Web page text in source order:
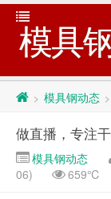
模具
> 模具钢动态 >
做直播，专注
模具钢动态
06)
659℃